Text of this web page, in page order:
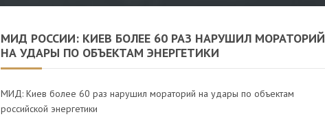
МИД РОССИИ: КИЕВ БОЛЕЕ 60 РАЗ НАРУШИЛ МОРАТОРИЙ
НА УДАРЫ ПО ОБЪЕКТАМ ЭНЕРГЕТИКИ
МИД: Киев более 60 раз нарушил мораторий на удары по объектам
российской энергетики